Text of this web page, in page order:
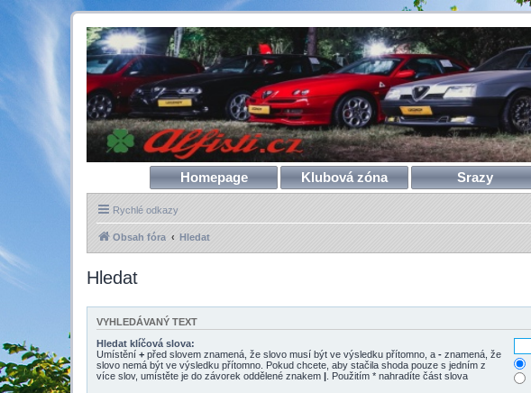
Homepage Klubová zóna Srazy
Rychlé odkazy
Obsah fóra Hledat
Hledat
VYHLEDÁVANÝ TEXT
Hledat klíčová slova:
Umístění + před slovem znamená, že slovo musí být ve výsledku přítomno, a - znamená, že
slovo nemá být ve výsledku přítomno. Pokud chcete, aby stačila shoda pouze s jedním z
více slov, umístěte je do závorek oddělené znakem | . Použitím * nahradíte část slova